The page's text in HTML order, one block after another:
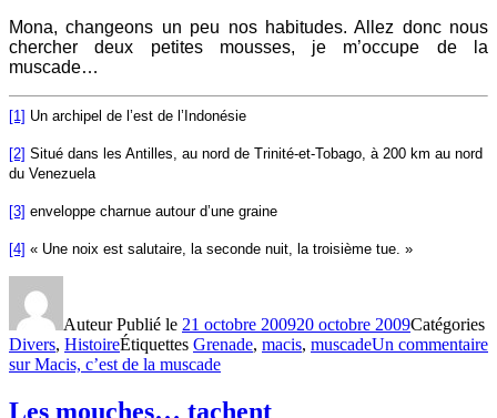
Mona, changeons un peu nos habitudes. Allez donc nous
chercher deux petites mousses, je m’occupe de la
muscade…
[1] Un archipel de l’est de l’Indonésie
[2] Situé dans les Antilles, au nord de Trinité-et-Tobago, à 200 km au nord
du Venezuela
[3] enveloppe charnue autour d’une graine
[4] « Une noix est salutaire, la seconde nuit, la troisième tue. »
AuteurPublié le 21 octobre 200920 octobre 2009Catégories
Divers, HistoireÉtiquettes Grenade, macis, muscadeUn commentaire
sur Macis, c’est de la muscade
Les mouches… tachent